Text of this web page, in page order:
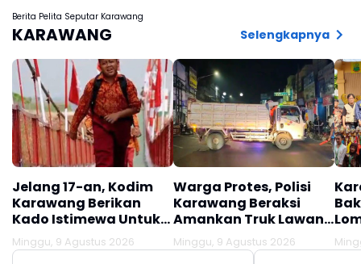
Legislatif
Berita Pelita Seputar Karawang
KARAWANG Selengkapnya
Jelang 17-an, Kodim
Karawang Berikan
Kado Istimewa Untuk
Warga Desa Kalijati
Jatisari
Minggu, 9 Agustus 2026
Warga Protes, Polisi
Karawang Beraksi
Amankan Truk Lawan
Lawan Arus
Minggu, 9 Agustus 2026